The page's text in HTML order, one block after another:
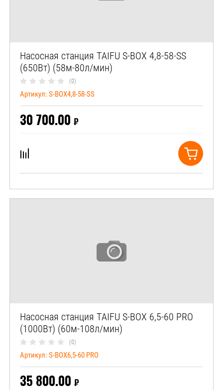
Насосная станция TAIFU S-BOX 4,8-58-SS
(650Вт) (58м-80л/мин)
(0)
Артикул: S-BOX4,8-58-SS
30 700.00 ₽
Насосная станция TAIFU S-BOX 6,5-60 PRO
(1000Вт) (60м-108л/мин)
(0)
Артикул: S-BOX6,5-60 PRO
35 800.00 ₽